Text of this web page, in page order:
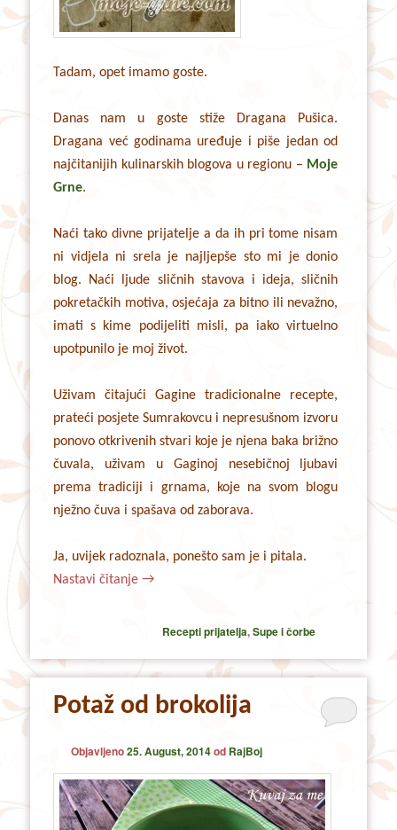
Tadam, opet imamo goste.
Danas nam u goste stiže Dragana Pušica.
Dragana već godinama uređuje i piše jedan od
najčitanijih kulinarskih blogova u regionu – Moje
Grne.
Naći tako divne prijatelje a da ih pri tome nisam
ni vidjela ni srela je najljepše sto mi je donio
blog. Naći ljude sličnih stavova i ideja, sličnih
pokretačkih motiva, osjećaja za bitno ili nevažno,
imati s kime podijeliti misli, pa iako virtuelno
upotpunilo je moj život.
Uživam čitajući Gagine tradicionalne recepte,
prateći posjete Sumrakovcu i nepresušnom izvoru
ponovo otkrivenih stvari koje je njena baka brižno
čuvala, uživam u Gaginoj nesebičnoj ljubavi
prema tradiciji i grnama, koje na svom blogu
nježno čuva i spašava od zaborava.
Ja, uvijek radoznala, ponešto sam je i pitala.
Nastavi čitanje→
Recepti prijatelja,Supe i čorbe
Potaž od brokolija
Objavljeno25. August, 2014od RajBoj